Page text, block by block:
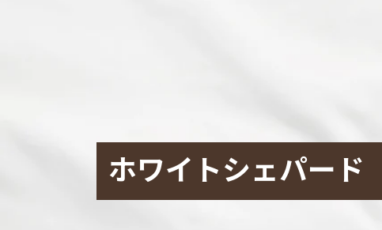
ホワイトシェパード